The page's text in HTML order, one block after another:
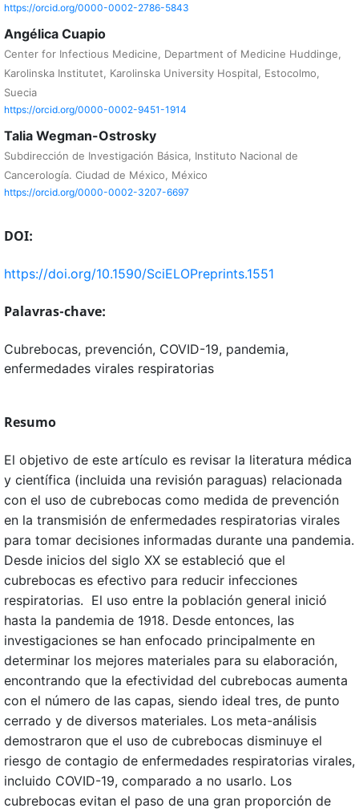
https://orcid.org/0000-0002-2786-5843
Angélica Cuapio
Center for Infectious Medicine, Department of Medicine Huddinge,
Karolinska Institutet, Karolinska University Hospital, Estocolmo,
Suecia
https://orcid.org/0000-0002-9451-1914
Talia Wegman-Ostrosky
Subdirección de Investigación Básica, Instituto Nacional de
Cancerología. Ciudad de México, México
https://orcid.org/0000-0002-3207-6697
DOI:
https://doi.org/10.1590/SciELOPreprints.1551
Palavras-chave:
Cubrebocas, prevención, COVID-19, pandemia,
enfermedades virales respiratorias
Resumo
El objetivo de este artículo es revisar la literatura médica
y científica (incluida una revisión paraguas) relacionada
con el uso de cubrebocas como medida de prevención
en la transmisión de enfermedades respiratorias virales
para tomar decisiones informadas durante una pandemia.
Desde inicios del siglo XX se estableció que el
cubrebocas es efectivo para reducir infecciones
respiratorias. El uso entre la población general inició
hasta la pandemia de 1918. Desde entonces, las
investigaciones se han enfocado principalmente en
determinar los mejores materiales para su elaboración,
encontrando que la efectividad del cubrebocas aumenta
con el número de las capas, siendo ideal tres, de punto
cerrado y de diversos materiales. Los meta-análisis
demostraron que el uso de cubrebocas disminuye el
riesgo de contagio de enfermedades respiratorias virales,
incluido COVID-19, comparado a no usarlo. Los
cubrebocas evitan el paso de una gran proporción de